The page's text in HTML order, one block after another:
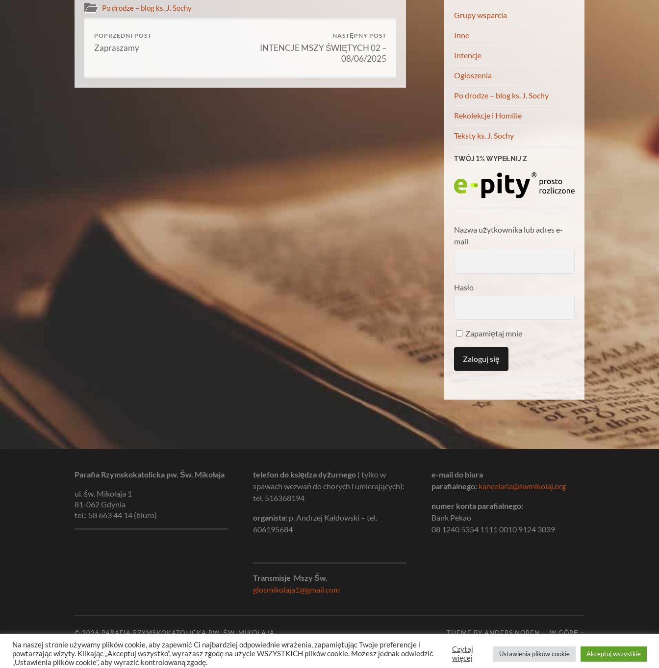
Po drodze – blog ks. J. Sochy
POPRZEDNI POST
Zapraszamy
NASTĘPNY POST
INTENCJE MSZY ŚWIĘTYCH 02 –
08/06/2025
Grupy wsparcia
Inne
Intencje
Ogłoszenia
Po drodze – blog ks. J. Sochy
Rekolekcje i Homilie
Teksty ks. J. Sochy
TWÓJ 1% WYPEŁNIJ Z
Nazwa użytkownika lub adres e-
mail
Hasło
Zapamiętaj mnie
Parafia Rzymskokatolicka pw. Św. Mikołaja
ul. św. Mikołaja 1
81-062 Gdynia
tel.: 58 663 44 14 (biuro)
telefon do księdza dyżurnego ( tylko w
spawach wezwań do chorych i umierających):
tel. 516368194
organista: p. Andrzej Kałdowski – tel.
606195684
Transmisje Mszy Św.
glosmikolaja1@gmail.com
e-mail do biura
parafialnego: kancelaria@swmikolaj.org
numer konta parafialnego:
Bank Pekao
08 1240 5354 1111 0010 9124 3039
© 2026PARAFIA RZYMSKOKATOLICKA PW. ŚW. MIKOŁAJA THEME BYANDERS NOREN—W GÓRĘ ↑
Na naszej stronie używamy plików cookie, aby zapewnić Ci najbardziej odpowiednie wrażenia, zapamiętując Twoje preferencje i
powtarzając wizyty. Klikając „Akceptuj wszystko”, wyrażasz zgodę na użycie WSZYSTKICH plików cookie. Możesz jednak odwiedzić
„Ustawienia plików cookie”, aby wyrazić kontrolowaną zgodę.
Czytaj
więcej
Ustawienia plików cookie Akceptuj wszystkie